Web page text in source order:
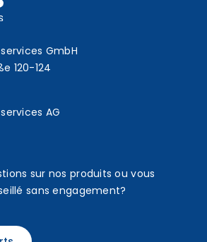
GmbH
120-124
AG
sur nos produits ou vous
sans engagement?